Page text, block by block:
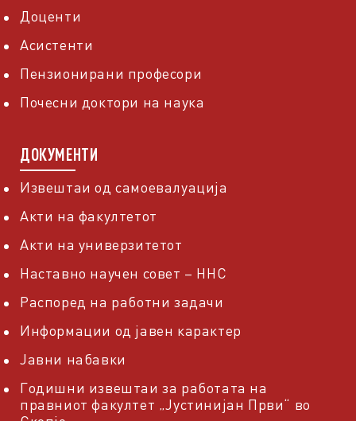
Доценти
Асистенти
Пензионирани професори
Почесни доктори на наука
ДОКУМЕНТИ
Извештаи од самоевалуација
Акти на факултетот
Акти на универзитетот
Наставно научен совет – ННС
Распоред на работни задачи
Информации од јавен карактер
Јавни набавки
Годишни извештаи за работата на
правниот факултет „Јустинијан Први“ во